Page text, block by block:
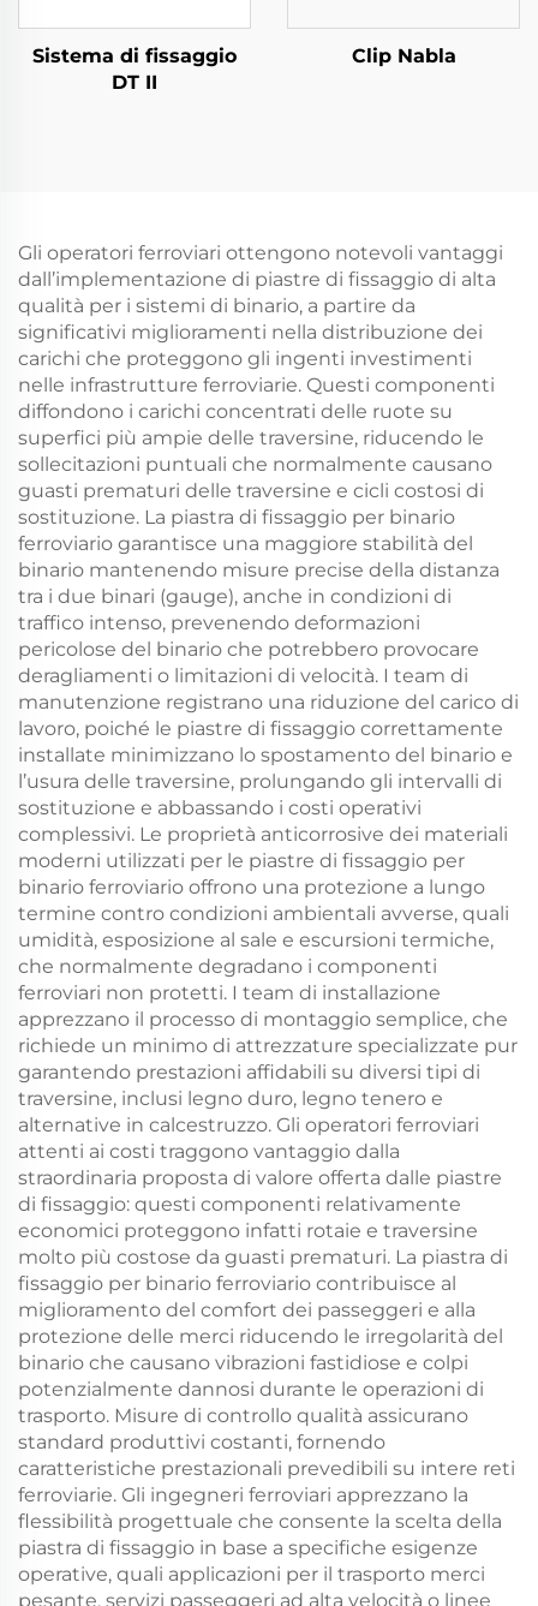
Sistema di fissaggio
DT II
Clip Nabla
Gli operatori ferroviari ottengono notevoli vantaggi
dall’implementazione di piastre di fissaggio di alta
qualità per i sistemi di binario, a partire da
significativi miglioramenti nella distribuzione dei
carichi che proteggono gli ingenti investimenti
nelle infrastrutture ferroviarie. Questi componenti
diffondono i carichi concentrati delle ruote su
superfici più ampie delle traversine, riducendo le
sollecitazioni puntuali che normalmente causano
guasti prematuri delle traversine e cicli costosi di
sostituzione. La piastra di fissaggio per binario
ferroviario garantisce una maggiore stabilità del
binario mantenendo misure precise della distanza
tra i due binari (gauge), anche in condizioni di
traffico intenso, prevenendo deformazioni
pericolose del binario che potrebbero provocare
deragliamenti o limitazioni di velocità. I team di
manutenzione registrano una riduzione del carico di
lavoro, poiché le piastre di fissaggio correttamente
installate minimizzano lo spostamento del binario e
l’usura delle traversine, prolungando gli intervalli di
sostituzione e abbassando i costi operativi
complessivi. Le proprietà anticorrosive dei materiali
moderni utilizzati per le piastre di fissaggio per
binario ferroviario offrono una protezione a lungo
termine contro condizioni ambientali avverse, quali
umidità, esposizione al sale e escursioni termiche,
che normalmente degradano i componenti
ferroviari non protetti. I team di installazione
apprezzano il processo di montaggio semplice, che
richiede un minimo di attrezzature specializzate pur
garantendo prestazioni affidabili su diversi tipi di
traversine, inclusi legno duro, legno tenero e
alternative in calcestruzzo. Gli operatori ferroviari
attenti ai costi traggono vantaggio dalla
straordinaria proposta di valore offerta dalle piastre
di fissaggio: questi componenti relativamente
economici proteggono infatti rotaie e traversine
molto più costose da guasti prematuri. La piastra di
fissaggio per binario ferroviario contribuisce al
miglioramento del comfort dei passeggeri e alla
protezione delle merci riducendo le irregolarità del
binario che causano vibrazioni fastidiose e colpi
potenzialmente dannosi durante le operazioni di
trasporto. Misure di controllo qualità assicurano
standard produttivi costanti, fornendo
caratteristiche prestazionali prevedibili su intere reti
ferroviarie. Gli ingegneri ferroviari apprezzano la
flessibilità progettuale che consente la scelta della
piastra di fissaggio in base a specifiche esigenze
operative, quali applicazioni per il trasporto merci
pesante, servizi passeggeri ad alta velocità o linee